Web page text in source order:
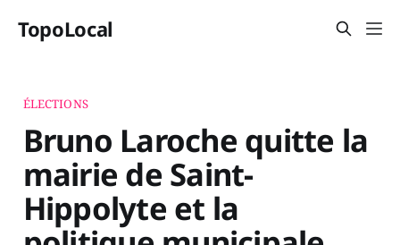
TopoLocal
ÉLECTIONS
Bruno Laroche quitte la
mairie de Saint-
Hippolyte et la